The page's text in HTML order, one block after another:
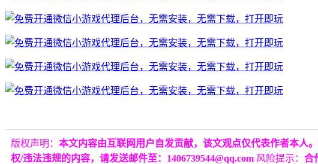
版权声明： 本文内容由互联网用户自发贡献，该文观点仅代表作者本人
权/违法违规的内容，请发送邮件至：1406739544@qq.com 风险提示： 合